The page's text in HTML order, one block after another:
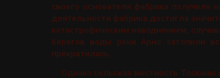
своего основателя фабрика получила
деятельности фабрика достигла
катастрофическим наводнением,
берегов воды реки Арно затопили
прекратилась.
Однако сельская местность